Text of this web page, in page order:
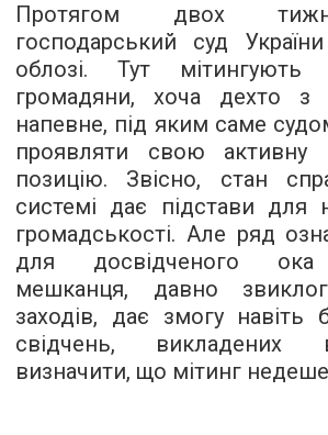
Протягом двох
господарський суд
облозі. Тут мітингують
громадяни, хоча дехто
напевне, під яким саме
проявляти свою активну
позицію. Звісно, стан
системі дає підстави для
громадськості. Але ряд
для досвідченого ока
мешканця, давно
заходів, дає змогу навіть
свідчень, викладених
визначити, що мітинг